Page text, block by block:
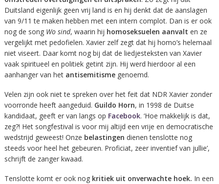
Duitsland eigenlijk geen vrij land is en hij denkt dat de aanslagen
van 9/11 te maken hebben met een intern complot. Dan is er ook
nog de song Wo sind, waarin hij homoseksuelen aanvalt en ze
vergelijkt met pedofielen. Xavier zelf zegt dat hij homo’s helemaal
niet viseert. Daar komt nog bij dat de liedjesteksten van Xavier
vaak spiritueel en politiek getint zijn. Hij werd hierdoor al een
aanhanger van het antisemitismegenoemd.
Velen zijn ook niet te spreken over het feit dat NDR Xavier zonder
voorronde heeft aangeduid. Guildo Horn, in 1998 de Duitse
kandidaat, geeft er van langs op Facebook. ‘Hoe makkelijk is dat,
zeg?! Het songfestival is voor mij altijd een vrije en democratische
wedstrijd geweest! Onze belastingen dienen tenslotte nog
steeds voor heel het gebeuren. Proficiat, zeer inventief van jullie’,
schrijft de zanger kwaad.
Tenslotte komt er ook nogkritiek uit onverwachte hoek. In een